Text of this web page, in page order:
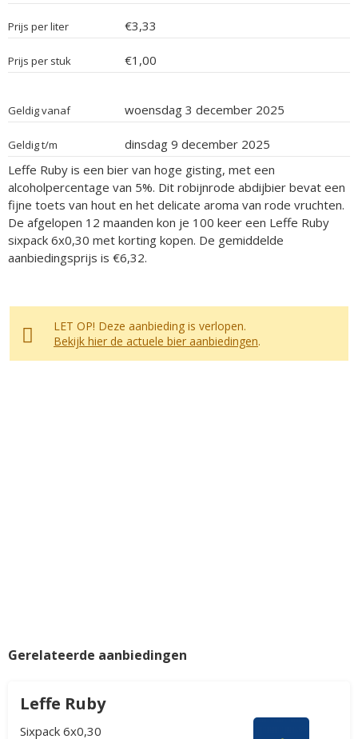
Prijs per liter €3,33
Prijs per stuk €1,00
Geldig vanaf woensdag 3 december 2025
Geldig t/m
dinsdag 9 december 2025
Leffe Ruby is een bier van hoge gisting, met een
alcoholpercentage van 5%. Dit robijnrode abdijbier bevat een
fijne toets van hout en het delicate aroma van rode vruchten.
De afgelopen 12 maanden kon je 100 keer een Leffe Ruby
sixpack 6x0,30 met korting kopen. De gemiddelde
aanbiedingsprijs is €6,32.
LET OP! Deze aanbieding is verlopen.
Bekijk hier de actuele bier aanbiedingen.
Gerelateerde aanbiedingen
Leffe Ruby
Sixpack 6x0,30